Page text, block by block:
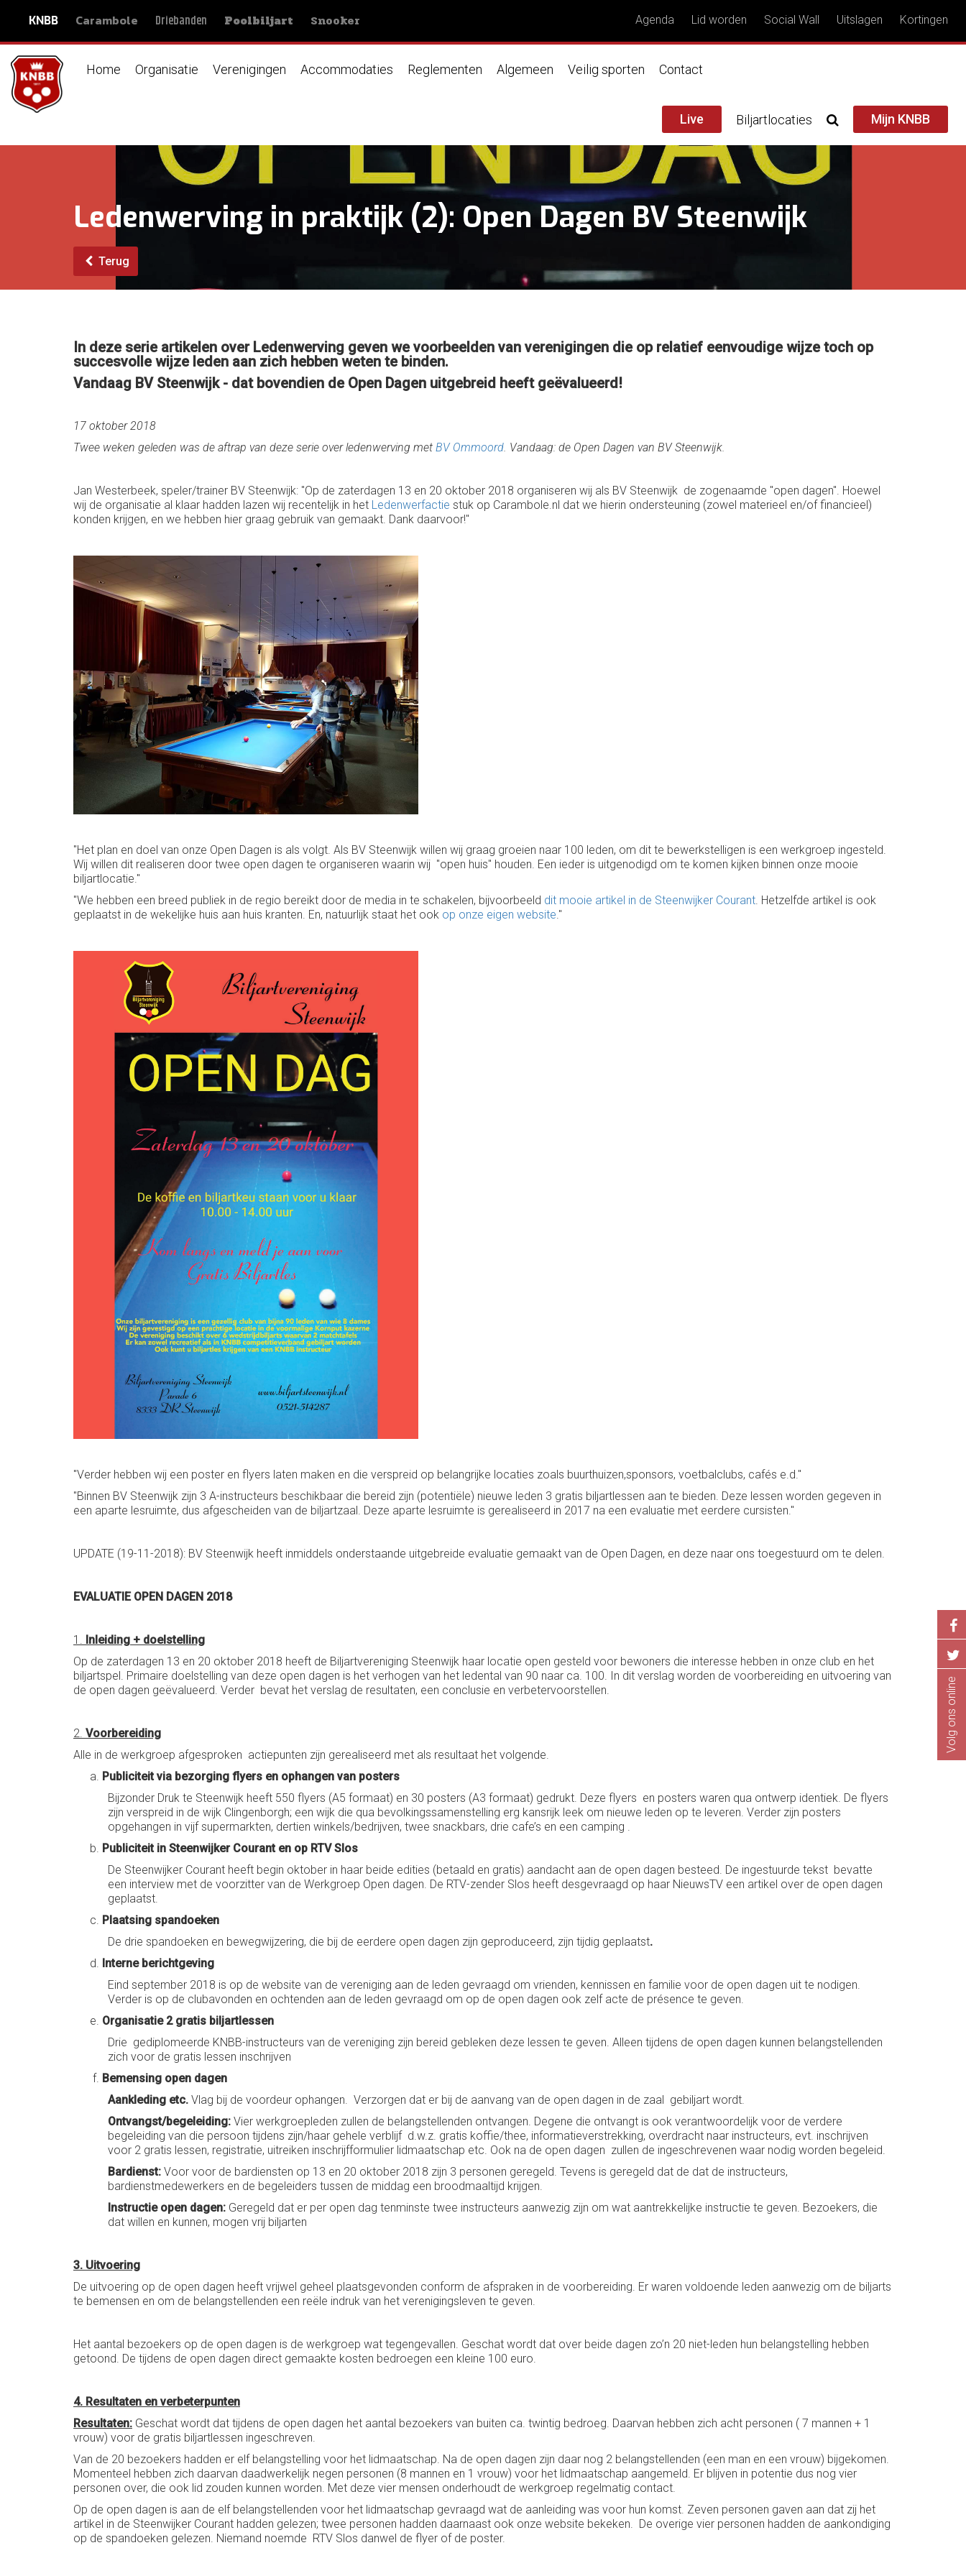
KNBB Carambole Driebanden Poolbiljart Snooker Agenda Lid worden Social Wall Uitslagen Kortingen
Home Organisatie Verenigingen Accommodaties Reglementen Algemeen Veilig sporten Contact
Live Biljartlocaties Mijn KNBB
Ledenwerving in praktijk (2): Open Dagen BV Steenwijk
Terug
In deze serie artikelen over Ledenwerving geven we voorbeelden van verenigingen die op relatief eenvoudige wijze toch op
succesvolle wijze leden aan zich hebben weten te binden.
Vandaag BV Steenwijk - dat bovendien de Open Dagen uitgebreid heeft geëvalueerd!
17 oktober 2018
Twee weken geleden was de aftrap van deze serie over ledenwerving met BV Ommoord. Vandaag: de Open Dagen van BV Steenwijk.
Jan Westerbeek, speler/trainer BV Steenwijk: "Op de zaterdagen 13 en 20 oktober 2018 organiseren wij als BV Steenwijk de zogenaamde "open dagen". Hoewel
wij de organisatie al klaar hadden lazen wij recentelijk in het Ledenwerfactie stuk op Carambole.nl dat we hierin ondersteuning (zowel materieel en/of financieel)
konden krijgen, en we hebben hier graag gebruik van gemaakt. Dank daarvoor!"
"Het plan en doel van onze Open Dagen is als volgt. Als BV Steenwijk willen wij graag groeien naar 100 leden, om dit te bewerkstelligen is een werkgroep ingesteld.
Wij willen dit realiseren door twee open dagen te organiseren waarin wij "open huis" houden. Een ieder is uitgenodigd om te komen kijken binnen onze mooie
biljartlocatie."
"We hebben een breed publiek in de regio bereikt door de media in te schakelen, bijvoorbeeld dit mooie artikel in de Steenwijker Courant. Hetzelfde artikel is ook
geplaatst in de wekelijke huis aan huis kranten. En, natuurlijk staat het ook op onze eigen website."
"Verder hebben wij een poster en flyers laten maken en die verspreid op belangrijke locaties zoals buurthuizen,sponsors, voetbalclubs, cafés e.d."
"Binnen BV Steenwijk zijn 3 A-instructeurs beschikbaar die bereid zijn (potentiële) nieuwe leden 3 gratis biljartlessen aan te bieden. Deze lessen worden gegeven in
een aparte lesruimte, dus afgescheiden van de biljartzaal. Deze aparte lesruimte is gerealiseerd in 2017 na een evaluatie met eerdere cursisten."
UPDATE (19-11-2018): BV Steenwijk heeft inmiddels onderstaande uitgebreide evaluatie gemaakt van de Open Dagen, en deze naar ons toegestuurd om te delen.
EVALUATIE OPEN DAGEN 2018
1. Inleiding + doelstelling
Op de zaterdagen 13 en 20 oktober 2018 heeft de Biljartvereniging Steenwijk haar locatie open gesteld voor bewoners die interesse hebben in onze club en het
biljartspel. Primaire doelstelling van deze open dagen is het verhogen van het ledental van 90 naar ca. 100. In dit verslag worden de voorbereiding en uitvoering van
de open dagen geëvalueerd. Verder bevat het verslag de resultaten, een conclusie en verbetervoorstellen.
2. Voorbereiding
Alle in de werkgroep afgesproken actiepunten zijn gerealiseerd met als resultaat het volgende.
Publiciteit via bezorging flyers en ophangen van posters
Bijzonder Druk te Steenwijk heeft 550 flyers (A5 formaat) en 30 posters (A3 formaat) gedrukt. Deze flyers en posters waren qua ontwerp identiek. De flyers
zijn verspreid in de wijk Clingenborgh; een wijk die qua bevolkingssamenstelling erg kansrijk leek om nieuwe leden op te leveren. Verder zijn posters
opgehangen in vijf supermarkten, dertien winkels/bedrijven, twee snackbars, drie cafe’s en een camping .
Publiciteit in Steenwijker Courant en op RTV Slos
De Steenwijker Courant heeft begin oktober in haar beide edities (betaald en gratis) aandacht aan de open dagen besteed. De ingestuurde tekst bevatte
een interview met de voorzitter van de Werkgroep Open dagen. De RTV-zender Slos heeft desgevraagd op haar NieuwsTV een artikel over de open dagen
geplaatst.
Plaatsing spandoeken
De drie spandoeken en bewegwijzering, die bij de eerdere open dagen zijn geproduceerd, zijn tijdig geplaatst.
Interne berichtgeving
Eind september 2018 is op de website van de vereniging aan de leden gevraagd om vrienden, kennissen en familie voor de open dagen uit te nodigen.
Verder is op de clubavonden en ochtenden aan de leden gevraagd om op de open dagen ook zelf acte de présence te geven.
Organisatie 2 gratis biljartlessen
Drie gediplomeerde KNBB-instructeurs van de vereniging zijn bereid gebleken deze lessen te geven. Alleen tijdens de open dagen kunnen belangstellenden
zich voor de gratis lessen inschrijven
Bemensing open dagen
Aankleding etc. Vlag bij de voordeur ophangen. Verzorgen dat er bij de aanvang van de open dagen in de zaal gebiljart wordt.
Ontvangst/begeleiding: Vier werkgroepleden zullen de belangstellenden ontvangen. Degene die ontvangt is ook verantwoordelijk voor de verdere
begeleiding van die persoon tijdens zijn/haar gehele verblijf d.w.z. gratis koffie/thee, informatieverstrekking, overdracht naar instructeurs, evt. inschrijven
voor 2 gratis lessen, registratie, uitreiken inschrijfformulier lidmaatschap etc. Ook na de open dagen zullen de ingeschrevenen waar nodig worden begeleid.
Bardienst: Voor voor de bardiensten op 13 en 20 oktober 2018 zijn 3 personen geregeld. Tevens is geregeld dat de dat de instructeurs,
bardienstmedewerkers en de begeleiders tussen de middag een broodmaaltijd krijgen.
Instructie open dagen: Geregeld dat er per open dag tenminste twee instructeurs aanwezig zijn om wat aantrekkelijke instructie te geven. Bezoekers, die
dat willen en kunnen, mogen vrij biljarten
3. Uitvoering
De uitvoering op de open dagen heeft vrijwel geheel plaatsgevonden conform de afspraken in de voorbereiding. Er waren voldoende leden aanwezig om de biljarts
te bemensen en om de belangstellenden een reële indruk van het verenigingsleven te geven.
Het aantal bezoekers op de open dagen is de werkgroep wat tegengevallen. Geschat wordt dat over beide dagen zo’n 20 niet-leden hun belangstelling hebben
getoond. De tijdens de open dagen direct gemaakte kosten bedroegen een kleine 100 euro.
4. Resultaten en verbeterpunten
Resultaten: Geschat wordt dat tijdens de open dagen het aantal bezoekers van buiten ca. twintig bedroeg. Daarvan hebben zich acht personen ( 7 mannen + 1
vrouw) voor de gratis biljartlessen ingeschreven.
Van de 20 bezoekers hadden er elf belangstelling voor het lidmaatschap. Na de open dagen zijn daar nog 2 belangstellenden (een man en een vrouw) bijgekomen.
Momenteel hebben zich daarvan daadwerkelijk negen personen (8 mannen en 1 vrouw) voor het lidmaatschap aangemeld. Er blijven in potentie dus nog vier
personen over, die ook lid zouden kunnen worden. Met deze vier mensen onderhoudt de werkgroep regelmatig contact.
Op de open dagen is aan de elf belangstellenden voor het lidmaatschap gevraagd wat de aanleiding was voor hun komst. Zeven personen gaven aan dat zij het
artikel in de Steenwijker Courant hadden gelezen; twee personen hadden daarnaast ook onze website bekeken. De overige vier personen hadden de aankondiging
op de spandoeken gelezen. Niemand noemde RTV Slos danwel de flyer of de poster.
Volg ons online